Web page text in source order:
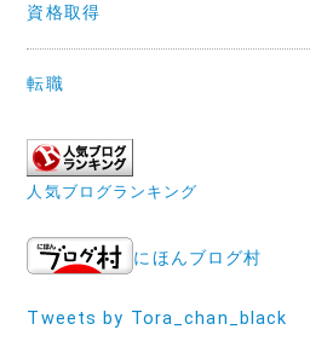
資格取得
転職
人気ブログランキング
にほんブログ村
Tweets by Tora_chan_black